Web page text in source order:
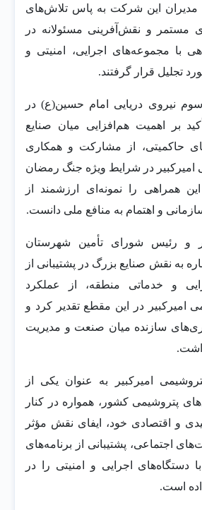
مدیران این شرکت به پاس تلاش‌های
مستمر و نقش‌آفرینی مسئولانه در
با مجموعه‌های اجرایی، امنیتی و
تجلیل قرار گرفتند.
نیروی دریایی امام حسین(ع) در
بر اهمیت هم‌افزایی میان صنایع
حاکمیتی، از مشارکت و همکاری
در شرایط ویژه جنگ رمضان
همراهی را نمونه‌ای ارزشمند از
و اهتمام به منافع ملی دانست.
و رئیس شورای تأمین شهرستان
به نقش صنایع بزرگ در پشتیبانی از
و خدماتی منطقه، از عملکرد
امیرکبیر در این مقطع تقدیر کرد و
سازنده میان صنعت و مدیریت
امیرکبیر به عنوان یکی از
پتروشیمی کشور، همواره در کنار
و اقتصادی خود، ایفای نقش مؤثر
اجتماعی، پشتیبانی از برنامه‌های
دستگاه‌های اجرایی و امنیتی را در
است.